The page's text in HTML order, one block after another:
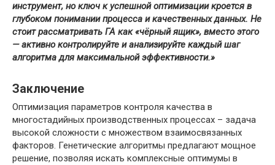
инструмент, но ключ к успешной оптимизации кроется в
глубоком понимании процесса и качественных данных. Не
стоит рассматривать ГА как «чёрный ящик», вместо этого
— активно контролируйте и анализируйте каждый шаг
алгоритма для максимальной эффективности.»
Заключение
Оптимизация параметров контроля качества в
многостадийных производственных процессах – задача
высокой сложности с множеством взаимосвязанных
факторов. Генетические алгоритмы предлагают мощное
решение, позволяя искать комплексные оптимумы в